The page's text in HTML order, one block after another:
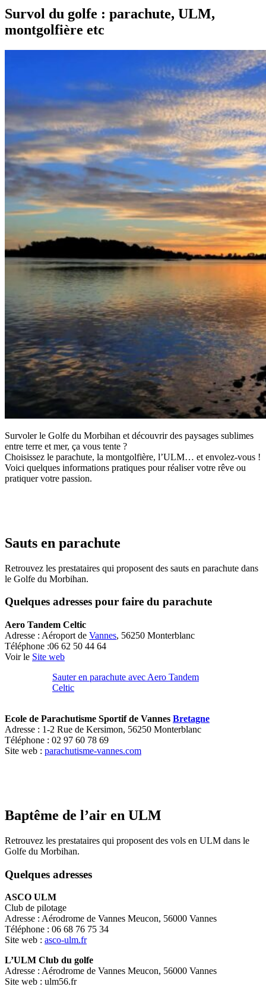
Survol du golfe : parachute, ULM,
montgolfière etc
Survoler le Golfe du Morbihan et découvrir des paysages sublimes
entre terre et mer, ça vous tente ?
Choisissez le parachute, la montgolfière, l’ULM… et envolez-vous !
Voici quelques informations pratiques pour réaliser votre rêve ou
pratiquer votre passion.
Sauts en parachute
Retrouvez les prestataires qui proposent des sauts en parachute dans
le Golfe du Morbihan.
Quelques adresses pour faire du parachute
Aero Tandem Celtic
Adresse : Aéroport de Vannes, 56250 Monterblanc
Téléphone :06 62 50 44 64
Voir le Site web
Sauter en parachute avec Aero Tandem
Celtic
Ecole de Parachutisme Sportif de Vannes Bretagne
Adresse : 1-2 Rue de Kersimon, 56250 Monterblanc
Téléphone : 02 97 60 78 69
Site web : parachutisme-vannes.com
Baptême de l’air en ULM
Retrouvez les prestataires qui proposent des vols en ULM dans le
Golfe du Morbihan.
Quelques adresses
ASCO ULM
Club de pilotage
Adresse : Aérodrome de Vannes Meucon, 56000 Vannes
Téléphone : 06 68 76 75 34
Site web : asco-ulm.fr
L’ULM Club du golfe
Adresse : Aérodrome de Vannes Meucon, 56000 Vannes
Site web : ulm56.fr